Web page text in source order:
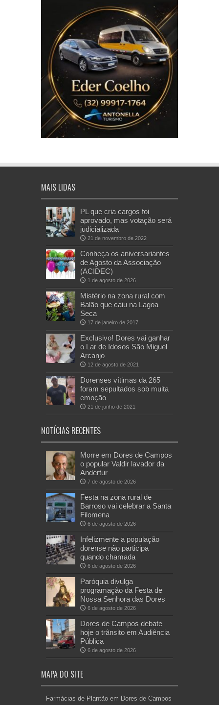
MAIS LIDAS
PL que cria cargos foi
aprovado, mas votação será
judicializada
21 de novembro de 2022
Conheça os aniversariantes
de Agosto da Associação
(ACIDEC)
1 de agosto de 2026
Mistério na zona rural com
Balão que caiu na Lagoa
Seca
17 de janeiro de 2017
Exclusivo! Dores vai ganhar
o Lar de Idosos São Miguel
Arcanjo
12 de agosto de 2021
Dorenses vítimas da 265
foram sepultados sob muita
emoção
21 de junho de 2021
NOTÍCIAS RECENTES
Morre em Dores de Campos
o popular Valdir lavador da
Andertur
7 de agosto de 2026
Festa na zona rural de
Barroso vai celebrar a Santa
Filomena
6 de agosto de 2026
Infelizmente a população
dorense não participa
quando chamada
6 de agosto de 2026
Paróquia divulga
programação da Festa de
Nossa Senhora das Dores
6 de agosto de 2026
Dores de Campos debate
hoje o trânsito em Audiência
Pública
6 de agosto de 2026
MAPA DO SITE
Farmácias de Plantão em Dores de Campos